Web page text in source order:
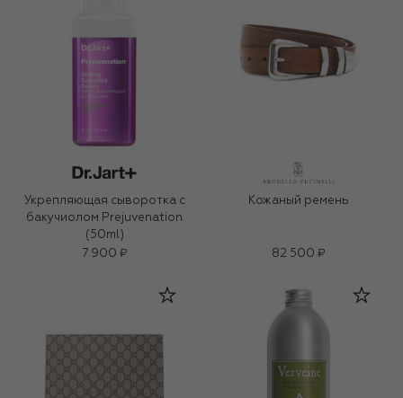
Укрепляющая сыворотка с
бакучиолом Prejuvenation
(50ml)
7 900 ₽
Кожаный ремень
82 500 ₽